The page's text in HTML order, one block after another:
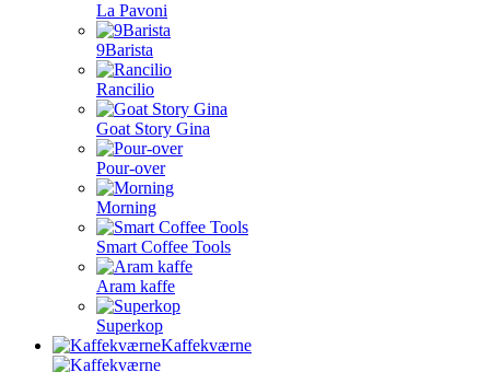
La Pavoni
9Barista
Rancilio
Goat Story Gina
Pour-over
Morning
Smart Coffee Tools
Aram kaffe
Superkop
Kaffekværne